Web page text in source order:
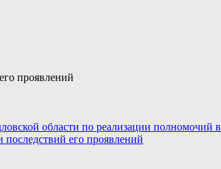
проявлений
области по реализации полномочий в
его проявлений